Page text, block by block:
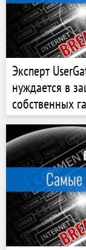
Эксперт
нуждается в
собственных